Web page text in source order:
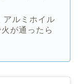
アルミホイル
が通ったら